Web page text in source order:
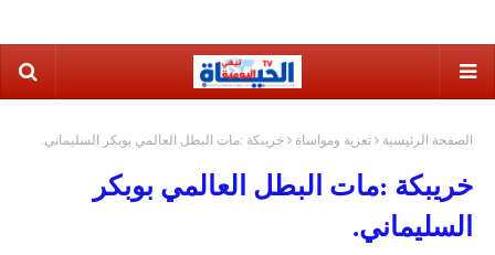
الصفحة الرئيسية تعزية ومواساة خريبكة :مات البطل العالمي بوبكر السليماني.
خريبكة :مات البطل العالمي بوبكر
السليماني.